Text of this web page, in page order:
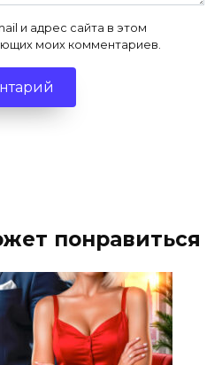
и адрес сайта в этом
моих комментариев.
понравиться